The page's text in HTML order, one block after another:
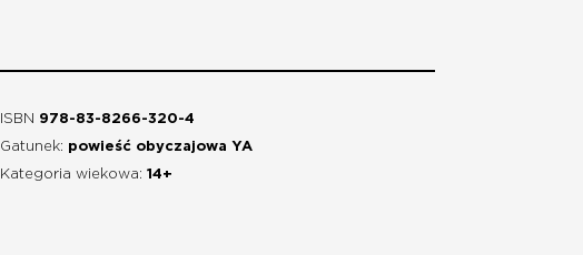
ISBN 978-83-8266-320-4
Gatunek: powieść obyczajowa YA
Kategoria wiekowa: 14+